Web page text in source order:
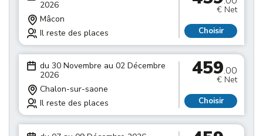
2026
Mâcon
Il reste des places
€ Net
Choisir
du 30 Novembre au 02 Décembre
2026
Chalon-sur-saone
Il reste des places
459.00
€ Net
Choisir